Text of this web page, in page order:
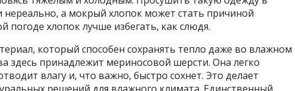
нереально, а мокрый хлопок может стать причиной
погоде хлопок лучше избегать, как слюдя.
который способен сохранять тепло даже во влажном
здесь принадлежит мериносовой шерсти. Она легко
влагу и, что важно, быстро сохнет. Это делает